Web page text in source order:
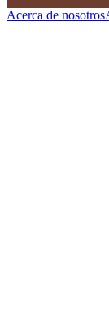
Acerca de nosotros